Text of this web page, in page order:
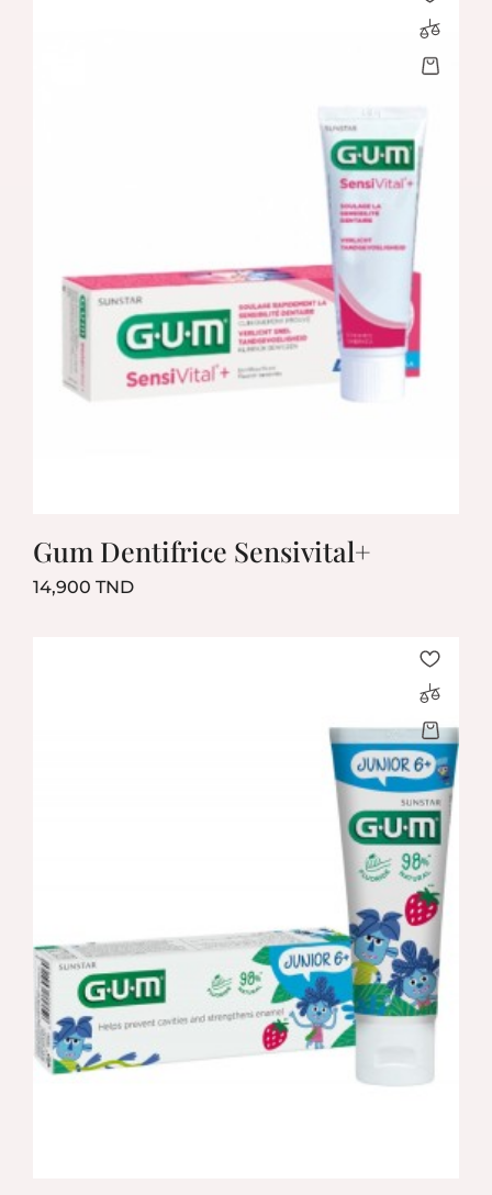
Gum Dentifrice Sensivital+
14,900 TNDPrix